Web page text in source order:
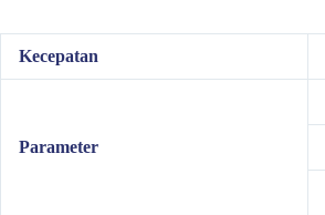
Kecepatan
Parameter